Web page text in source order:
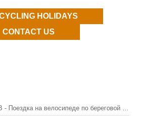
HOLIDAYS
CONTACT US
линии Алгарве - Фару в Вила-Реал-де-Санту-Антониу - 3 ночи | 2 этапа